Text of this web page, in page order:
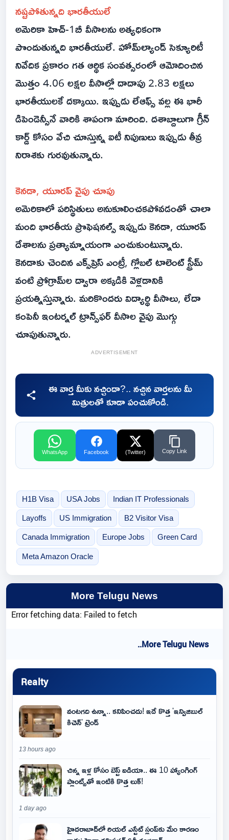
నష్టపోతున్నది భారతీయులే
అమెరికా హెచ్-1బీ వీసాలను అత్యధికంగా
పొందుతున్నది భారతీయులే. హోమ్‌ల్యాండ్ సెక్యూరిటీ
నివేదిక ప్రకారం గత ఆర్థిక సంవత్సరంలో ఆమోదించిన
మొత్తం 4.06 లక్షల వీసాల్లో దాదాపు 2.83 లక్షలు
భారతీయులకే దక్కాయి. ఇప్పుడు లేఆఫ్స్ వల్ల ఈ భారీ
డిపెండెన్సీనే వారికి శాపంగా మారింది. దశాబ్దాలుగా గ్రీన్
కార్డ్ కోసం వేచి చూస్తున్న ఐటీ నిపుణులు ఇప్పుడు తీవ్ర
నిరాశకు గురవుతున్నారు.
కెనడా, యూరప్ వైపు చూపు
అమెరికాలో పరిస్థితులు అనుకూలించకపోవడంతో చాలా
మంది భారతీయ ప్రొఫెషనల్స్ ఇప్పుడు కెనడా, యూరప్
దేశాలను ప్రత్యామ్నాయంగా ఎంచుకుంటున్నారు.
కెనడాకు చెందిన ఎక్స్‌ప్రెస్ ఎంట్రీ, గ్లోబల్ టాలెంట్ స్ట్రీమ్
వంటి ప్రోగ్రామ్‌ల ద్వారా అక్కడికి వెళ్లడానికి
ప్రయత్నిస్తున్నారు. మరికొందరు విద్యార్థి వీసాలు, లేదా
కంపెనీ ఇంటర్నల్ ట్రాన్స్‌ఫర్ వీసాల వైపు మొగ్గు
చూపుతున్నారు.
ADVERTISEMENT
ఈ వార్త మీకు నచ్చిందా?.. నచ్చిన వార్తలను మీ
మిత్రులతో కూడా పంచుకోండి.
WhatsApp Facebook (Twitter) Copy Link
H1B Visa USA Jobs Indian IT Professionals
Layoffs US Immigration B2 Visitor Visa
Canada Immigration Europe Jobs Green Card
Meta Amazon Oracle
More Telugu News
Error fetching data: Failed to fetch
..More Telugu News
Realty
వంటగది ఉన్నా.. కనిపించదు! ఇదే కొత్త 'ఇన్విజిబుల్
కిచెన్' ట్రెండ్
13 hours ago
చిన్న ఇళ్ల కోసం బెస్ట్ ఐడియా.. ఈ 10 హ్యాంగింగ్
ప్లాంట్స్‌తో ఇంటికి కొత్త లుక్!
1 day ago
హైదరాబాద్‌లో రియల్ ఎస్టేట్ స్లంప్‌కు మేం కారణం